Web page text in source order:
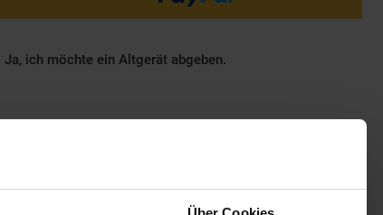
Ja, ich möchte ein Altgerät abgeben.